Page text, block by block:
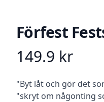
Förfest
Product information
149.9 kr
Beskrivning
"Byt låt och gör det
"skryt om någonting